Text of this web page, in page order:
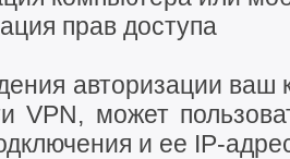
прав доступа
авторизации ваш
VPN, может
и ее IP-